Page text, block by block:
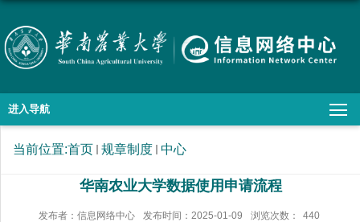
进入导航
当前位置:首页 规章制度 中心
华南农业大学数据使用申请流程
发布者：信息网络中心 发布时间：2025-01-09 浏览次数： 440